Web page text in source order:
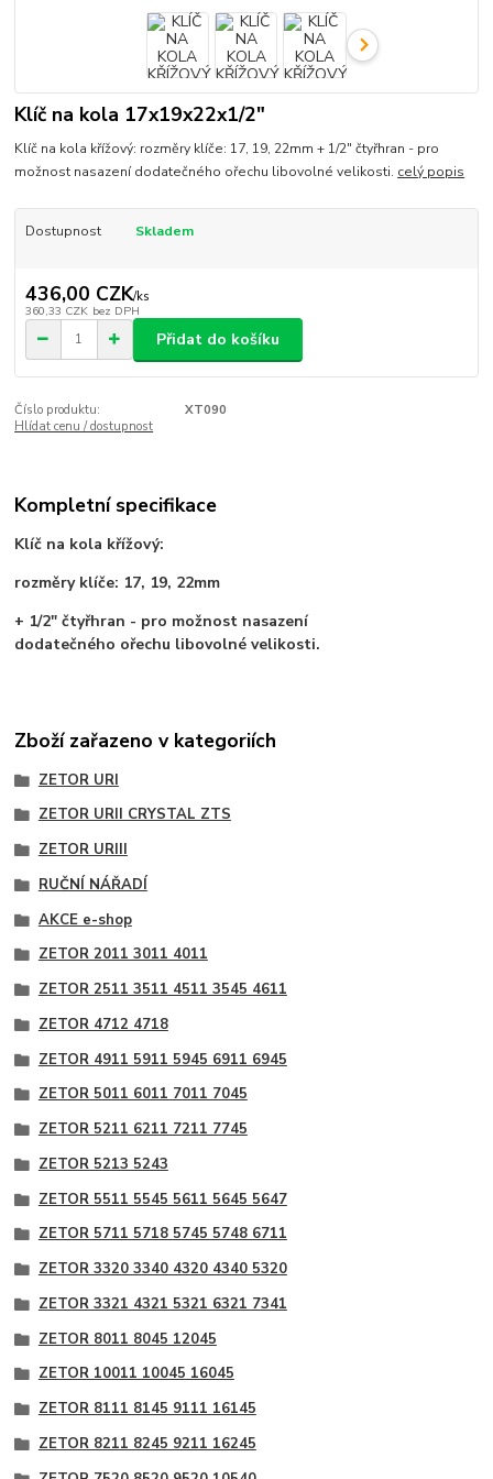
Klíč na kola 17x19x22x1/2"
Klíč na kola křížový: rozměry klíče: 17, 19, 22mm + 1/2" čtyřhran - pro
možnost nasazení dodatečného ořechu libovolné velikosti. celý popis
Dostupnost Skladem
436,00 CZK/ks
360,33 CZK bez DPH
Přidat do košíku
Číslo produktu:
XT090
Hlídat cenu / dostupnost
Kompletní specifikace
Klíč na kola křížový:
rozměry klíče: 17, 19, 22mm
+ 1/2" čtyřhran - pro možnost nasazení
dodatečného ořechu libovolné velikosti.
Zboží zařazeno v kategoriích
ZETOR URI
ZETOR URII CRYSTAL ZTS
ZETOR URIII
RUČNÍ NÁŘADÍ
AKCE e-shop
ZETOR 2011 3011 4011
ZETOR 2511 3511 4511 3545 4611
ZETOR 4712 4718
ZETOR 4911 5911 5945 6911 6945
ZETOR 5011 6011 7011 7045
ZETOR 5211 6211 7211 7745
ZETOR 5213 5243
ZETOR 5511 5545 5611 5645 5647
ZETOR 5711 5718 5745 5748 6711
ZETOR 3320 3340 4320 4340 5320
ZETOR 3321 4321 5321 6321 7341
ZETOR 8011 8045 12045
ZETOR 10011 10045 16045
ZETOR 8111 8145 9111 16145
ZETOR 8211 8245 9211 16245